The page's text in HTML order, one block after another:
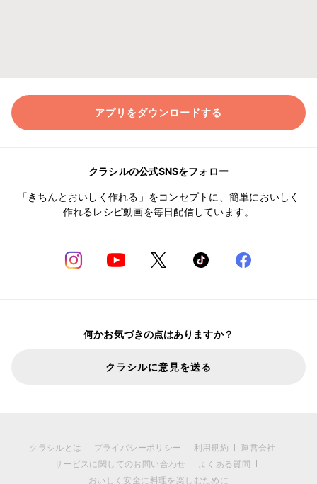
アプリをダウンロードする
クラシルの公式SNSをフォロー
「きちんとおいしく作れる」をコンセプトに、簡単においしく
作れるレシピ動画を毎日配信しています。
何かお気づきの点はありますか？
クラシルに意見を送る
クラシルとは プライバシーポリシー 利用規約
運営会社
サービスに関してのお問い合わせ
よくある質問
おいしく安全に料理を楽しむために